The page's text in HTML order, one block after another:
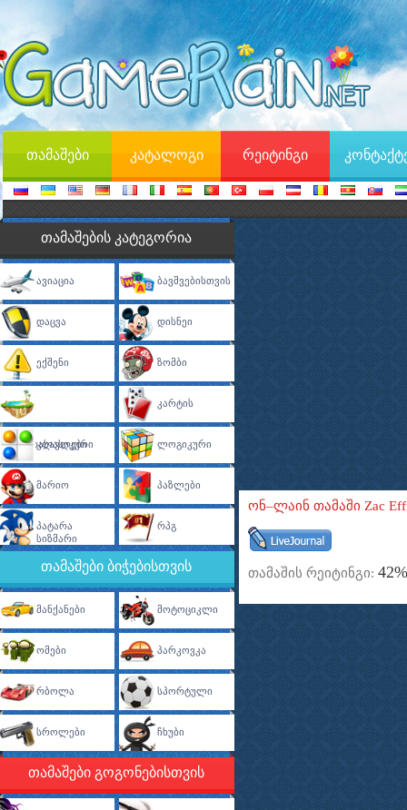
თამაშები კატალოგი რეიტინგი
თამაშების კატეგორია
Ავიაცია Ბავშვებისთვის
Დაცვა Დისნეი
Ექშენი Ზომბი
Თავგადასავლები
Კარტის
Კლასიკური Ლოგიკური
Მარიო Პაზლები
Პატარა
Სიზმარი
Რპგ
თამაშები ბიჭებისთვის
Მანქანები Მოტოციკლი
Ომები Პარკოვკა
Რბოლა Სპორტული
Სროლები Ჩხუბი
თამაშები გოგონებისთვის
ონ–ლაინ თამაში Zac
თამაშის რეიტინგი: 42%